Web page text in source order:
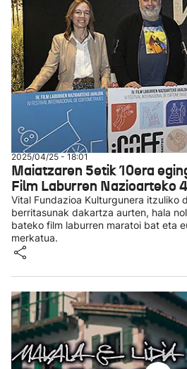
2025/04/25 - 18:01
Maiatzaren 5etik 10era
Film Laburren Nazioarteko
Vital Fundazioa Kulturgunera itzuliko
berritasunak dakartza aurten, hala
bateko film laburren maratoi bat eta
merkatua.